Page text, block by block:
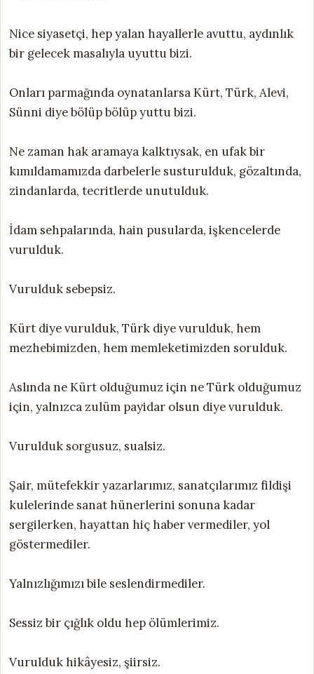
Nice siyasetçi, hep yalan hayallerle avuttu, aydınlık
bir gelecek masalıyla uyuttu bizi.
Onları parmağında oynatanlarsa Kürt, Türk, Alevi,
Sünni diye bölüp bölüp yuttu bizi.
Ne zaman hak aramaya kalktıysak, en ufak bir
kımıldamamızda darbelerle susturulduk, gözaltında,
zindanlarda, tecritlerde unutulduk.
İdam sehpalarında, hain pusularda, işkencelerde
vurulduk.
Vurulduk sebepsiz.
Kürt diye vurulduk, Türk diye vurulduk, hem
mezhebimizden, hem memleketimizden sorulduk.
Aslında ne Kürt olduğumuz için ne Türk olduğumuz
için, yalnızca zulüm payidar olsun diye vurulduk.
Vurulduk sorgusuz, sualsiz.
Şair, mütefekkir yazarlarımız, sanatçılarımız fildişi
kulelerinde sanat hünerlerini sonuna kadar
sergilerken, hayattan hiç haber vermediler, yol
göstermediler.
Yalnızlığımızı bile seslendirmediler.
Sessiz bir çığlık oldu hep ölümlerimiz.
Vurulduk hikâyesiz, şiirsiz.